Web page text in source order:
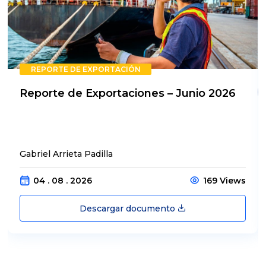
REPORTE DE EXPORTACIÓN
Reporte de Exportaciones – Junio 2026
Gabriel Arrieta Padilla
04 . 08 . 2026 169 Views
Descargar documento